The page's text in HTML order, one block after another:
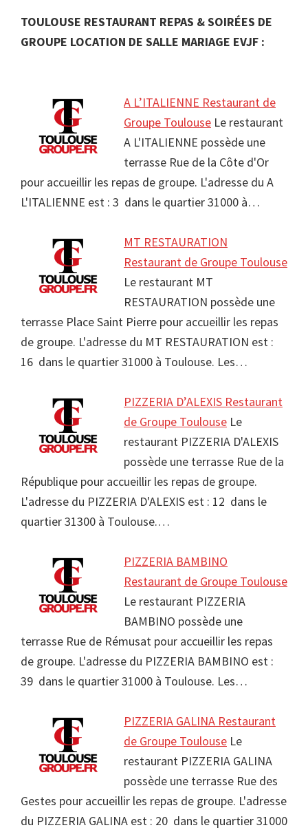
TOULOUSE RESTAURANT REPAS & SOIRÉES DE
GROUPE LOCATION DE SALLE MARIAGE EVJF :
A L’ITALIENNE Restaurant de
Groupe Toulouse Le restaurant
A L'ITALIENNE possède une
terrasse Rue de la Côte d'Or
pour accueillir les repas de groupe. L'adresse du A
L'ITALIENNE est : 3 dans le quartier 31000 à…
MT RESTAURATION
Restaurant de Groupe Toulouse
Le restaurant MT
RESTAURATION possède une
terrasse Place Saint Pierre pour accueillir les repas
de groupe. L'adresse du MT RESTAURATION est :
16 dans le quartier 31000 à Toulouse. Les…
PIZZERIA D’ALEXIS Restaurant
de Groupe Toulouse Le
restaurant PIZZERIA D'ALEXIS
possède une terrasse Rue de la
République pour accueillir les repas de groupe.
L'adresse du PIZZERIA D'ALEXIS est : 12 dans le
quartier 31300 à Toulouse.…
PIZZERIA BAMBINO
Restaurant de Groupe Toulouse
Le restaurant PIZZERIA
BAMBINO possède une
terrasse Rue de Rémusat pour accueillir les repas
de groupe. L'adresse du PIZZERIA BAMBINO est :
39 dans le quartier 31000 à Toulouse. Les…
PIZZERIA GALINA Restaurant
de Groupe Toulouse Le
restaurant PIZZERIA GALINA
possède une terrasse Rue des
Gestes pour accueillir les repas de groupe. L'adresse
du PIZZERIA GALINA est : 20 dans le quartier 31000